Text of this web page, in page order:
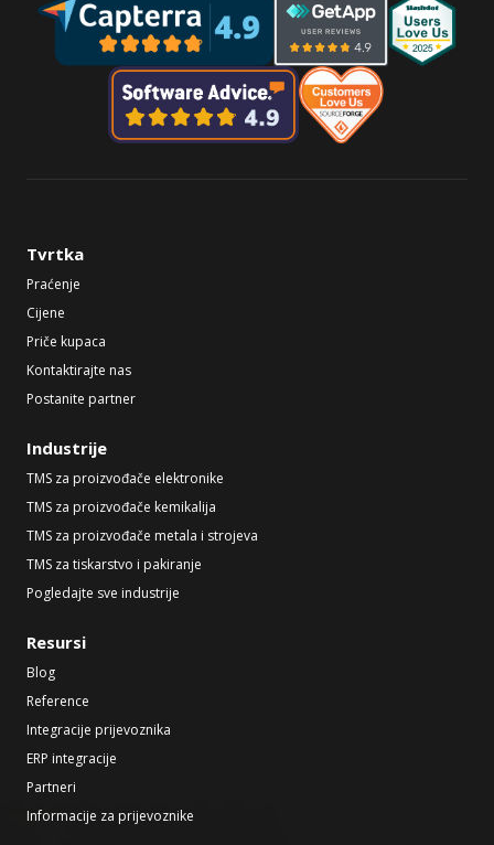
Tvrtka
Praćenje
Cijene
Priče kupaca
Kontaktirajte nas
Postanite partner
Industrije
TMS za proizvođače elektronike
TMS za proizvođače kemikalija
TMS za proizvođače metala i strojeva
TMS za tiskarstvo i pakiranje
Pogledajte sve industrije
Resursi
Blog
Reference
Integracije prijevoznika
ERP integracije
Partneri
Informacije za prijevoznike